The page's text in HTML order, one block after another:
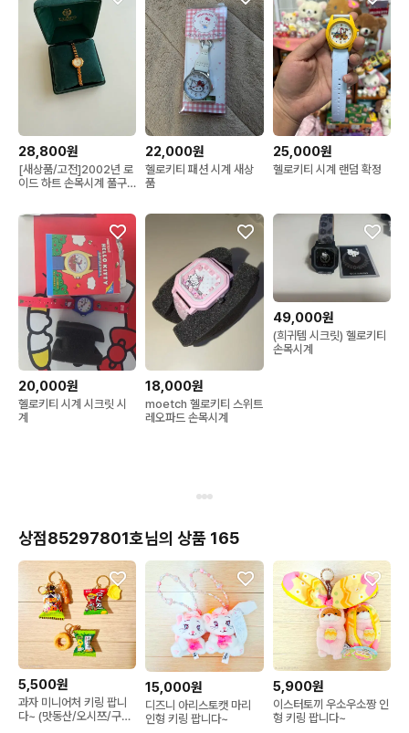
28,800원
[새상품/고전]2002년 로
이드 하트 손목시계 풀구
22,000원
헬로키티 패션 시계 새상
품
25,000원
헬로키티 시계 랜덤 확정
20,000원
헬로키티 시계 시크릿 시
계
18,000원
moetch 헬로키티 스위트
레오파드 손목시계
49,000원
(희귀템 시크릿) 헬로키티
손목시계
상점85297801호님의 상품 165
5,500원
과자 미니어처 키링 팝니
다~ (맛동산/오시쯔/구운
15,000원
디즈니 아리스토캣 마리
인형 키링 팝니다~
5,900원
이스터토끼 우소우소짱 인
형 키링 팝니다~